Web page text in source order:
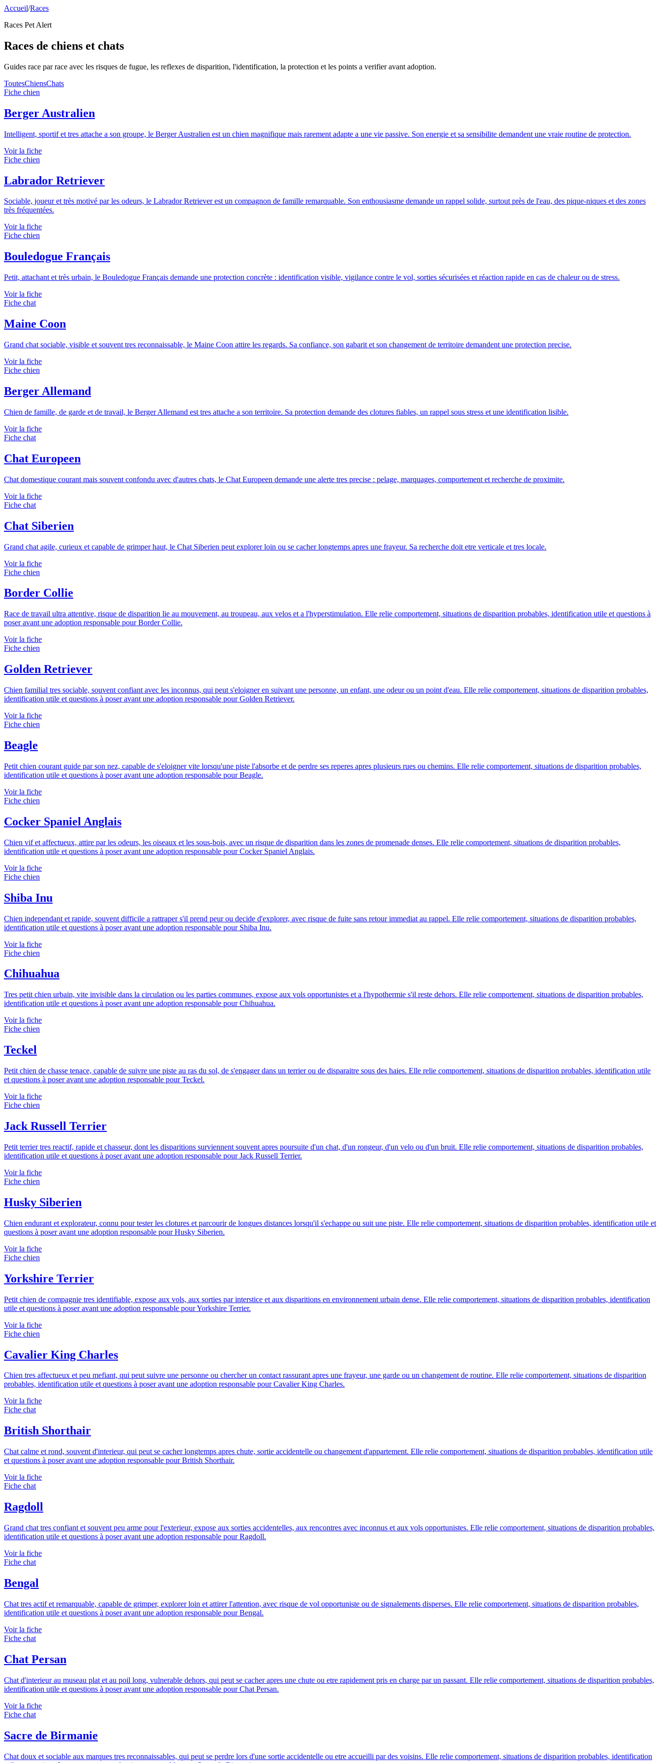
Accueil/Races
Races Pet Alert
Races de chiens et chats
Guides race par race avec les risques de fugue, les reflexes de disparition, l'identification, la protection et les points a verifier avant adoption.
ToutesChiensChats
Fiche chien
Berger Australien
Intelligent, sportif et tres attache a son groupe, le Berger Australien est un chien magnifique mais rarement adapte a une vie passive. Son energie et sa sensibilite demandent une vraie routine de protection.
Voir la fiche
Fiche chien
Labrador Retriever
Sociable, joueur et très motivé par les odeurs, le Labrador Retriever est un compagnon de famille remarquable. Son enthousiasme demande un rappel solide, surtout près de l'eau, des pique-niques et des zones
très fréquentées.
Voir la fiche
Fiche chien
Bouledogue Français
Petit, attachant et très urbain, le Bouledogue Français demande une protection concrète : identification visible, vigilance contre le vol, sorties sécurisées et réaction rapide en cas de chaleur ou de stress.
Voir la fiche
Fiche chat
Maine Coon
Grand chat sociable, visible et souvent tres reconnaissable, le Maine Coon attire les regards. Sa confiance, son gabarit et son changement de territoire demandent une protection precise.
Voir la fiche
Fiche chien
Berger Allemand
Chien de famille, de garde et de travail, le Berger Allemand est tres attache a son territoire. Sa protection demande des clotures fiables, un rappel sous stress et une identification lisible.
Voir la fiche
Fiche chat
Chat Europeen
Chat domestique courant mais souvent confondu avec d'autres chats, le Chat Europeen demande une alerte tres precise : pelage, marquages, comportement et recherche de proximite.
Voir la fiche
Fiche chat
Chat Siberien
Grand chat agile, curieux et capable de grimper haut, le Chat Siberien peut explorer loin ou se cacher longtemps apres une frayeur. Sa recherche doit etre verticale et tres locale.
Voir la fiche
Fiche chien
Border Collie
Race de travail ultra attentive, risque de disparition lie au mouvement, au troupeau, aux velos et a l'hyperstimulation. Elle relie comportement, situations de disparition probables, identification utile et questions à
poser avant une adoption responsable pour Border Collie.
Voir la fiche
Fiche chien
Golden Retriever
Chien familial tres sociable, souvent confiant avec les inconnus, qui peut s'eloigner en suivant une personne, un enfant, une odeur ou un point d'eau. Elle relie comportement, situations de disparition probables,
identification utile et questions à poser avant une adoption responsable pour Golden Retriever.
Voir la fiche
Fiche chien
Beagle
Petit chien courant guide par son nez, capable de s'eloigner vite lorsqu'une piste l'absorbe et de perdre ses reperes apres plusieurs rues ou chemins. Elle relie comportement, situations de disparition probables,
identification utile et questions à poser avant une adoption responsable pour Beagle.
Voir la fiche
Fiche chien
Cocker Spaniel Anglais
Chien vif et affectueux, attire par les odeurs, les oiseaux et les sous-bois, avec un risque de disparition dans les zones de promenade denses. Elle relie comportement, situations de disparition probables,
identification utile et questions à poser avant une adoption responsable pour Cocker Spaniel Anglais.
Voir la fiche
Fiche chien
Shiba Inu
Chien independant et rapide, souvent difficile a rattraper s'il prend peur ou decide d'explorer, avec risque de fuite sans retour immediat au rappel. Elle relie comportement, situations de disparition probables,
identification utile et questions à poser avant une adoption responsable pour Shiba Inu.
Voir la fiche
Fiche chien
Chihuahua
Tres petit chien urbain, vite invisible dans la circulation ou les parties communes, expose aux vols opportunistes et a l'hypothermie s'il reste dehors. Elle relie comportement, situations de disparition probables,
identification utile et questions à poser avant une adoption responsable pour Chihuahua.
Voir la fiche
Fiche chien
Teckel
Petit chien de chasse tenace, capable de suivre une piste au ras du sol, de s'engager dans un terrier ou de disparaitre sous des haies. Elle relie comportement, situations de disparition probables, identification utile
et questions à poser avant une adoption responsable pour Teckel.
Voir la fiche
Fiche chien
Jack Russell Terrier
Petit terrier tres reactif, rapide et chasseur, dont les disparitions surviennent souvent apres poursuite d'un chat, d'un rongeur, d'un velo ou d'un bruit. Elle relie comportement, situations de disparition probables,
identification utile et questions à poser avant une adoption responsable pour Jack Russell Terrier.
Voir la fiche
Fiche chien
Husky Siberien
Chien endurant et explorateur, connu pour tester les clotures et parcourir de longues distances lorsqu'il s'echappe ou suit une piste. Elle relie comportement, situations de disparition probables, identification utile et
questions à poser avant une adoption responsable pour Husky Siberien.
Voir la fiche
Fiche chien
Yorkshire Terrier
Petit chien de compagnie tres identifiable, expose aux vols, aux sorties par interstice et aux disparitions en environnement urbain dense. Elle relie comportement, situations de disparition probables, identification
utile et questions à poser avant une adoption responsable pour Yorkshire Terrier.
Voir la fiche
Fiche chien
Cavalier King Charles
Chien tres affectueux et peu mefiant, qui peut suivre une personne ou chercher un contact rassurant apres une frayeur, une garde ou un changement de routine. Elle relie comportement, situations de disparition
probables, identification utile et questions à poser avant une adoption responsable pour Cavalier King Charles.
Voir la fiche
Fiche chat
British Shorthair
Chat calme et rond, souvent d'interieur, qui peut se cacher longtemps apres chute, sortie accidentelle ou changement d'appartement. Elle relie comportement, situations de disparition probables, identification utile
et questions à poser avant une adoption responsable pour British Shorthair.
Voir la fiche
Fiche chat
Ragdoll
Grand chat tres confiant et souvent peu arme pour l'exterieur, expose aux sorties accidentelles, aux rencontres avec inconnus et aux vols opportunistes. Elle relie comportement, situations de disparition probables,
identification utile et questions à poser avant une adoption responsable pour Ragdoll.
Voir la fiche
Fiche chat
Bengal
Chat tres actif et remarquable, capable de grimper, explorer loin et attirer l'attention, avec risque de vol opportuniste ou de signalements disperses. Elle relie comportement, situations de disparition probables,
identification utile et questions à poser avant une adoption responsable pour Bengal.
Voir la fiche
Fiche chat
Chat Persan
Chat d'interieur au museau plat et au poil long, vulnerable dehors, qui peut se cacher apres une chute ou etre rapidement pris en charge par un passant. Elle relie comportement, situations de disparition probables,
identification utile et questions à poser avant une adoption responsable pour Chat Persan.
Voir la fiche
Fiche chat
Sacre de Birmanie
Chat doux et sociable aux marques tres reconnaissables, qui peut se perdre lors d'une sortie accidentelle ou etre accueilli par des voisins. Elle relie comportement, situations de disparition probables, identification